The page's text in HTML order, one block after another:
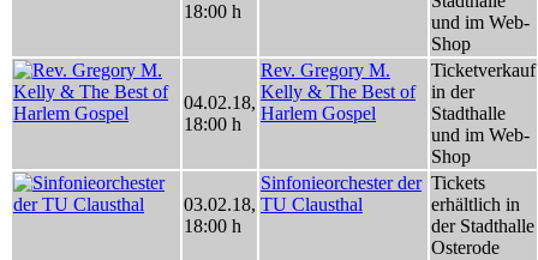
18:00 h
und im Web-
Shop
04.02.18,
18:00 h
Rev. Gregory M.
Kelly & The Best of
Harlem Gospel
Ticketverkauf
in der
Stadthalle
und im Web-
Shop
03.02.18,
18:00 h
Sinfonieorchester der
TU Clausthal
Tickets
erhältlich in
der Stadthalle
Osterode